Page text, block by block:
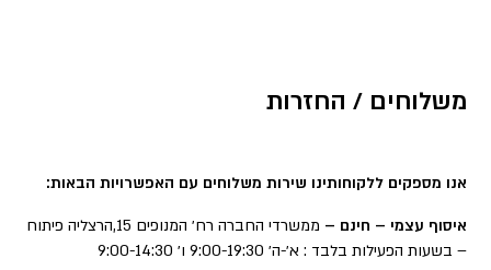
משלוחים / החזרות
אנו מספקים ללקוחותינו שירות משלוחים עם האפשרויות הבאות:
איסוף עצמי – חינם –
ממשרדי החברה רח׳ המנופים 15,הרצליה פיתוח
– בשעות הפעילות בלבד : א׳-ה׳ 9:00-19:30 ו׳ 9:00-14:30